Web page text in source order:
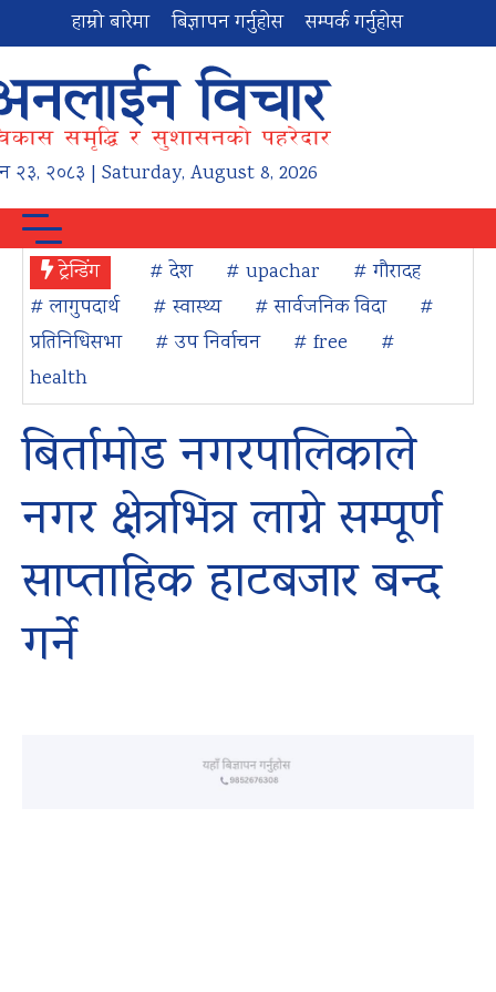
हाम्रो बारेमा बिज्ञापन गर्नुहोस सम्पर्क गर्नुहोस
२३, २०८३ | Saturday, August 8, 2026
ट्रेन्डिंग # देश # upachar
# गौरादह
# लागुपदार्थ
# स्वास्थ्य # सार्वजनिक विदा
#
प्रतिनिधिसभा
# उप निर्वाचन # free
#
health
बिर्तामोड नगरपालिकाले
नगर क्षेत्रभित्र लाग्ने सम्पूर्ण
साप्ताहिक हाटबजार बन्द
गर्ने